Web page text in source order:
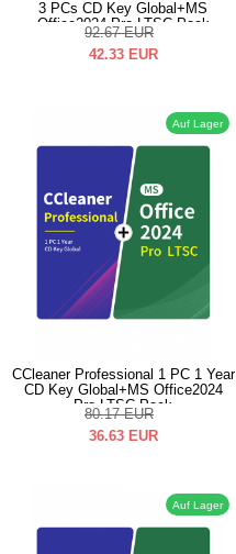
3 PCs CD Key Global+MS
Office2024 Pro LTSC Pack
92.67 EUR
42.33 EUR
Auf Lager
CCleaner Professional 1 PC 1 Year
CD Key Global+MS Office2024
Pro LTSC Pack
80.17 EUR
36.63 EUR
Auf Lager